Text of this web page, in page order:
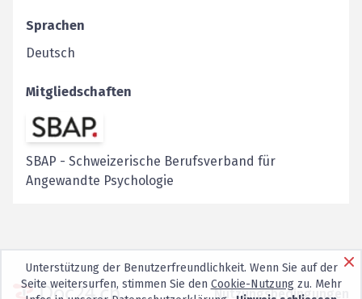
Sprachen
Deutsch
Mitgliedschaften
SBAP - Schweizerische Berufsverband für
Angewandte Psychologie
Nutzungsbedingungen
Unterstützung der Benutzerfreundlichkeit. Wenn Sie auf der
Seite weitersurfen, stimmen Sie den Cookie-Nutzungzu. Mehr